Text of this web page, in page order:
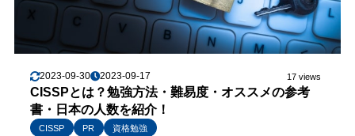
2023-09-30 2023-09-17 17 views
CISSPとは？勉強方法・難易度・オススメの参考
書・日本の人数を紹介！
CISSP PR
資格勉強